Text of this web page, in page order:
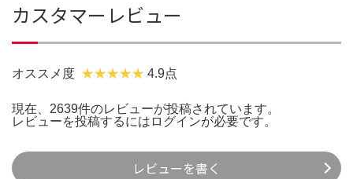
カスタマーレビュー
オススメ度 4.9点
現在、2639件のレビューが投稿されています。
レビューを投稿するには ログインが必要です。
レビューを書く